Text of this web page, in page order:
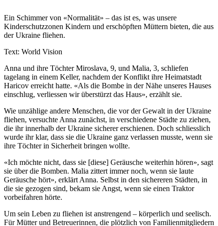
Ein Schimmer von «Normalität» – das ist es, was unsere
Kinderschutzzonen Kindern und erschöpften Müttern bieten, die aus
der Ukraine fliehen.
Text: World Vision
Anna und ihre Töchter Miroslava, 9, und Malia, 3, schliefen
tagelang in einem Keller, nachdem der Konflikt ihre Heimatstadt
Haricov erreicht hatte. «Als die Bombe in der Nähe unseres Hauses
einschlug, verliessen wir überstürzt das Haus», erzählt sie.
Wie unzählige andere Menschen, die vor der Gewalt in der Ukraine
fliehen, versuchte Anna zunächst, in verschiedene Städte zu ziehen,
die ihr innerhalb der Ukraine sicherer erschienen. Doch schliesslich
wurde ihr klar, dass sie die Ukraine ganz verlassen musste, wenn sie
ihre Töchter in Sicherheit bringen wollte.
«Ich möchte nicht, dass sie [diese] Geräusche weiterhin hören», sagt
sie über die Bomben. Malia zittert immer noch, wenn sie laute
Geräusche hört», erklärt Anna. Selbst in den sichereren Städten, in
die sie gezogen sind, bekam sie Angst, wenn sie einen Traktor
vorbeifahren hörte.
Um sein Leben zu fliehen ist anstrengend – körperlich und seelisch.
Für Mütter und Betreuerinnen, die plötzlich von Familienmitgliedern